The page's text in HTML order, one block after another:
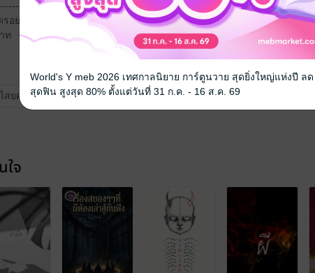
อยด์ ราคา 299 บาท
ท
ไสยศาสตร์ ผี / วิญญาณ เรื่องเล่า
ใจ
World's Y meb 2026 เทศกาลนิยาย การ์ตูนวาย สุดยิ่งใหญ่แห่งปี ลด
สุดฟิน สูงสุด 80% ตั้งแต่วันที่ 31 ก.ค. - 16 ส.ค. 69